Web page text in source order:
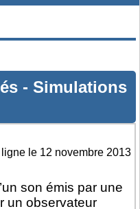
- Simulations
son émis par une
un observateur
le 12 novembre 2013